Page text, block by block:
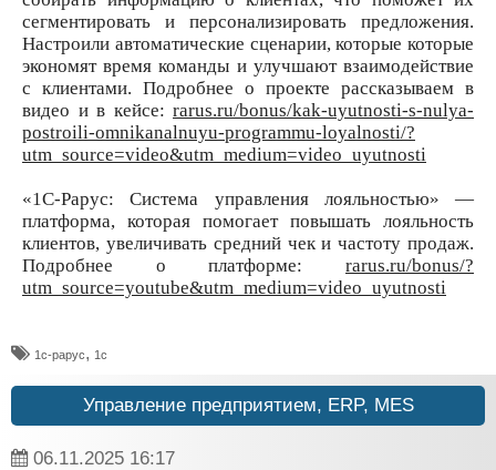
сегментировать и персонализировать предложения.
Настроили автоматические сценарии, которые которые
экономят время команды и улучшают взаимодействие
с клиентами. Подробнее о проекте рассказываем в
видео и в кейсе: rarus.ru/bonus/kak-uyutnosti-s-nulya-
postroili-omnikanalnuyu-programmu-loyalnosti/?
utm_source=video&utm_medium=video_uyutnosti
«1С-Рарус: Система управления лояльностью» —
платформа, которая помогает повышать лояльность
клиентов, увеличивать средний чек и частоту продаж.
Подробнее о платформе: rarus.ru/bonus/?
utm_source=youtube&utm_medium=video_uyutnosti
1с-рарус, 1с
Управление предприятием, ERP, MES
06.11.2025 16:17